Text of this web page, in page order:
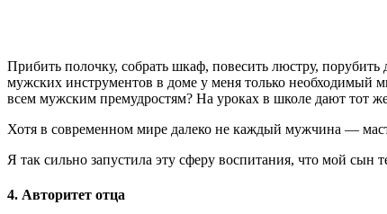
Прибить полочку, собрать шкаф, повесить люстру,
мужских инструментов в доме у меня только необходимый
всем мужским премудростям? На уроках в школе дают тот
Хотя в современном мире далеко не каждый мужчина —
Я так сильно запустила эту сферу воспитания, что мой
4. Авторитет отца